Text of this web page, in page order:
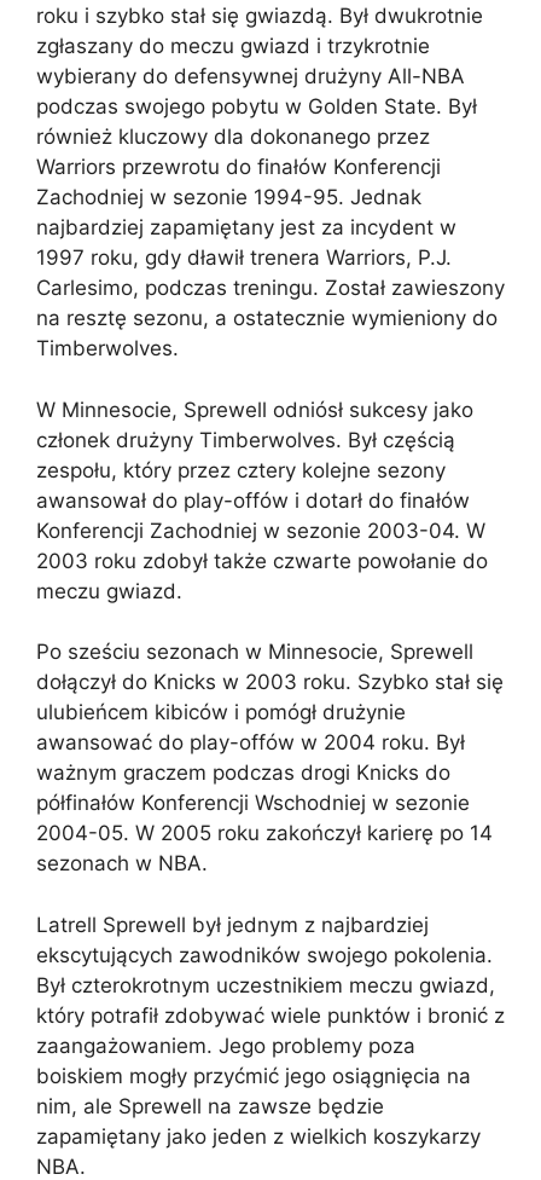
roku i szybko stał się gwiazdą. Był dwukrotnie
zgłaszany do meczu gwiazd i trzykrotnie
wybierany do defensywnej drużyny All-NBA
podczas swojego pobytu w Golden State. Był
również kluczowy dla dokonanego przez
Warriors przewrotu do finałów Konferencji
Zachodniej w sezonie 1994-95. Jednak
najbardziej zapamiętany jest za incydent w
1997 roku, gdy dławił trenera Warriors, P.J.
Carlesimo, podczas treningu. Został zawieszony
na resztę sezonu, a ostatecznie wymieniony do
Timberwolves.
W Minnesocie, Sprewell odniósł sukcesy jako
członek drużyny Timberwolves. Był częścią
zespołu, który przez cztery kolejne sezony
awansował do play-offów i dotarł do finałów
Konferencji Zachodniej w sezonie 2003-04. W
2003 roku zdobył także czwarte powołanie do
meczu gwiazd.
Po sześciu sezonach w Minnesocie, Sprewell
dołączył do Knicks w 2003 roku. Szybko stał się
ulubieńcem kibiców i pomógł drużynie
awansować do play-offów w 2004 roku. Był
ważnym graczem podczas drogi Knicks do
półfinałów Konferencji Wschodniej w sezonie
2004-05. W 2005 roku zakończył karierę po 14
sezonach w NBA.
Latrell Sprewell był jednym z najbardziej
ekscytujących zawodników swojego pokolenia.
Był czterokrotnym uczestnikiem meczu gwiazd,
który potrafił zdobywać wiele punktów i bronić z
zaangażowaniem. Jego problemy poza
boiskiem mogły przyćmić jego osiągnięcia na
nim, ale Sprewell na zawsze będzie
zapamiętany jako jeden z wielkich koszykarzy
NBA.